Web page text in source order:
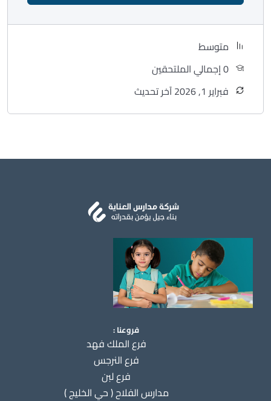
متوسط
0 إجمالي الملتحقين
فبراير 1, 2026 آخر تحديث
فروعنا :
فرع الملك فهد
فرع النرجس
فرع لبن
مدارس الفلاح ( حي الخليج )